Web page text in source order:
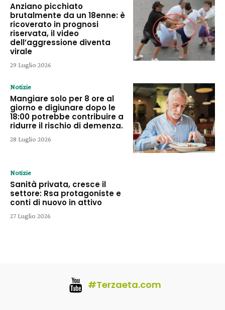
Anziano picchiato
brutalmente da un 18enne: è
ricoverato in prognosi
riservata, il video
dell’aggressione diventa
virale
29 Luglio 2026
Notizie
Mangiare solo per 8 ore al
giorno e digiunare dopo le
18:00 potrebbe contribuire a
ridurre il rischio di demenza.
28 Luglio 2026
Notizie
Sanità privata, cresce il
settore: Rsa protagoniste e
conti di nuovo in attivo
27 Luglio 2026
#Terzaeta.com